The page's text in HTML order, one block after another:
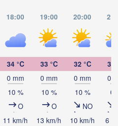
18:00 19:00 20:00
34 °C
0 mm
10 %
O
11 km/h
33 °C
0 mm
10 %
O
13 km/h
32 °C
0 mm
10 %
NO
10 km/h
30
0
0
6
Budapest
Београд
(Beograd)
Debrecen
Szeged
Pécs
HONGRIE